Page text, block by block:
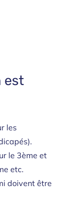
est
les
le 3ème et
etc.
doivent être